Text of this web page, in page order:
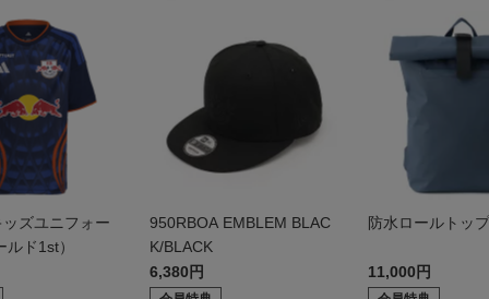
ズユニフォー
ド1st）
950RBOA EMBLEM BLAC
K/BLACK
6,380円
防水ロールトッ
11,000円